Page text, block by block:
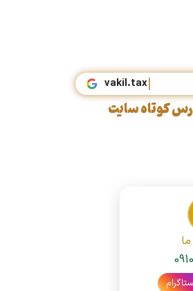
vakil.tax
کوتاه سایت